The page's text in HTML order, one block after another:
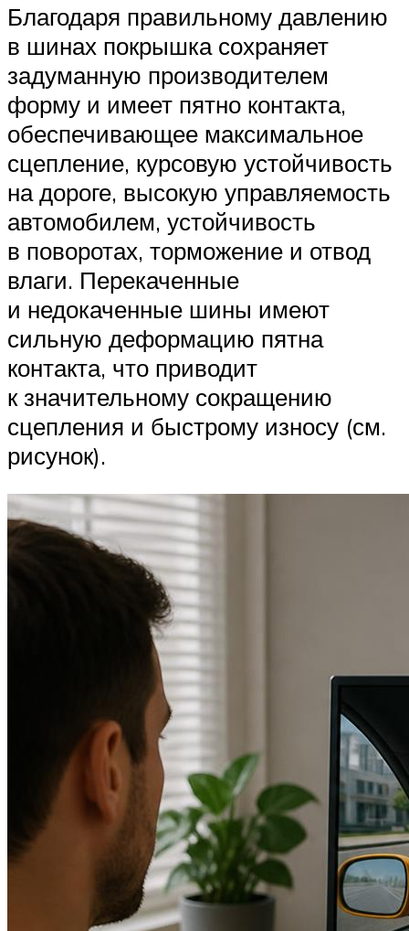
Благодаря правильному давлению
в шинах покрышка сохраняет
задуманную производителем
форму и имеет пятно контакта,
обеспечивающее максимальное
сцепление, курсовую устойчивость
на дороге, высокую управляемость
автомобилем, устойчивость
в поворотах, торможение и отвод
влаги. Перекаченные
и недокаченные шины имеют
сильную деформацию пятна
контакта, что приводит
к значительному сокращению
сцепления и быстрому износу (см.
рисунок).